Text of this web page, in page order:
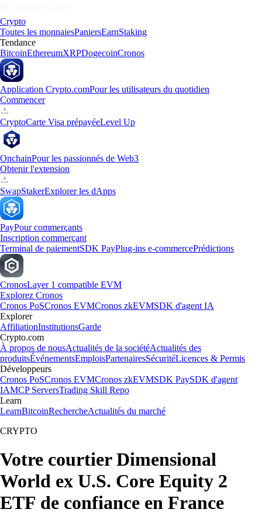
Crypto
Toutes les monnaiesPaniersEarnStaking
Tendance
BitcoinEthereumXRPDogecoinCronos
Application Crypto.comPour les utilisateurs du quotidien
Commencer
CryptoCarte Visa prépayéeLevel Up
OnchainPour les passionnés de Web3
Obtenir l'extension
SwapStakerExplorer les dApps
PayPour commerçants
Inscription commerçant
Terminal de paiementSDK PayPlug-ins e-commercePrédictions
CronosLayer 1 compatible EVM
Explorez Cronos
Cronos PoSCronos EVMCronos zkEVMSDK d'agent IA
Explorer
AffiliationInstitutionsGarde
Crypto.com
À propos de nousActualités de la sociétéActualités des
produitsÉvénementsEmploisPartenairesSécuritéLicences & Permis
Développeurs
Cronos PoSCronos EVMCronos zkEVMSDK PaySDK d'agent
IAMCP ServersTrading Skill Repo
Learn
LearnBitcoinRechercheActualités du marché
CRYPTO
Votre courtier Dimensional
World ex U.S. Core Equity 2
ETF de confiance en France